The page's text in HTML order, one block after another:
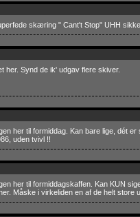
skæring " Cant't Stop" UHH
her. Synd de ik' udgav flere skiver.
her til formiddag. Kan bare lige, dét
uden tvivl !!
her til formiddagskaffen. Kan KUN
Måske i virkeliden en af de helt store